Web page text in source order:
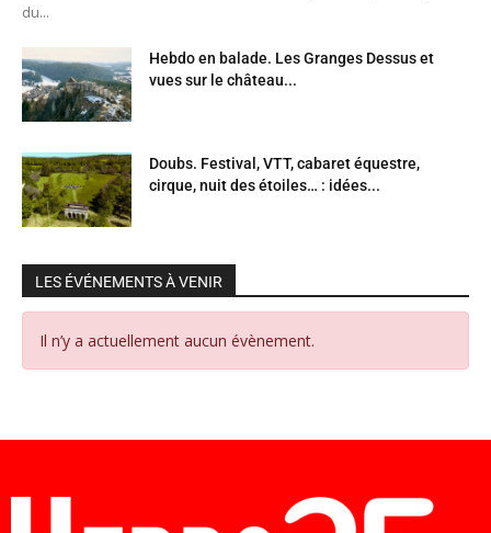
du...
Hebdo en balade. Les Granges Dessus et
vues sur le château...
Doubs. Festival, VTT, cabaret équestre,
cirque, nuit des étoiles… : idées...
LES ÉVÉNEMENTS À VENIR
Il n’y a actuellement aucun évènement.